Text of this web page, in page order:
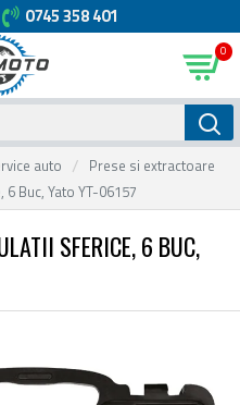
0745 358 401
0
auto
Prese si extractoare
Buc, Yato YT-06157
SFERICE, 6 BUC,